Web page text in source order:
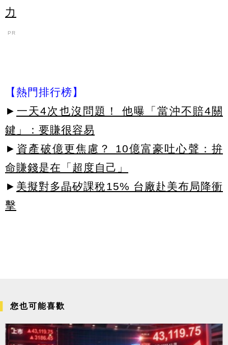
力
PR
【熱門排行榜】
► 一天4次也沒問題！ 他曝「當沖不賠4關
鍵」：要賺很容易
► 資產破億更焦慮？ 10億富豪吐心聲：拚
命賺錢是在「超度自己」
► 美擬對多晶矽課稅15% 台廠赴美布局降衝
擊
您也可能喜歡